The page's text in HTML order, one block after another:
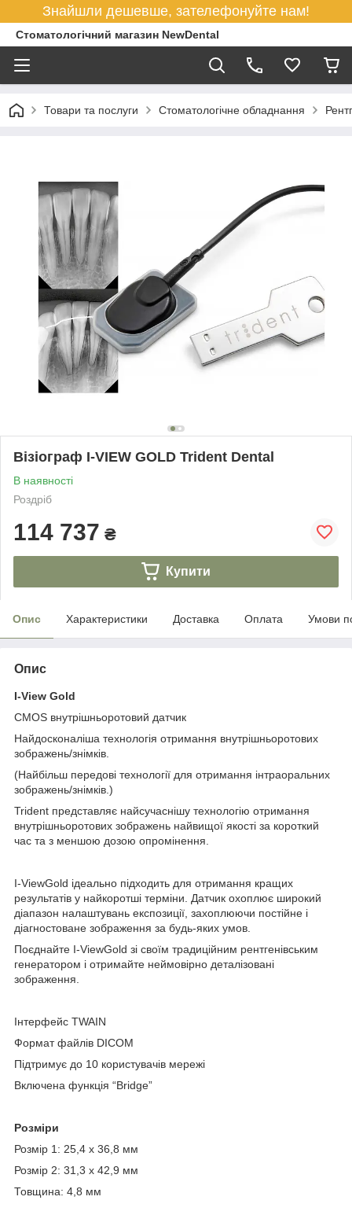
Знайшли дешевше, зателефонуйте нам!
Стоматологічний магазин NewDental
Товари та послуги Стоматологічне обладнання
Візіограф I-VIEW GOLD Trident Dental
В наявності
Роздріб
114 737 ₴
Купити
Опис Характеристики Доставка Оплата Умови
Опис
I-View Gold
CMOS внутрішньоротовий датчик
Найдосконаліша технологія отримання внутрішньоротових
зображень/знімків.
(Найбільш передові технології для отримання інтраоральних
зображень/знімків.)
Trident представляє найсучаснішу технологію отримання
внутрішньоротових зображень найвищої якості за короткий
час та з меншою дозою опромінення.
I-ViewGold ідеально підходить для отримання кращих
результатів у найкоротші терміни. Датчик охоплює широкий
діапазон налаштувань експозиції, захоплюючи постійне і
діагностоване зображення за будь-яких умов.
Поєднайте I-ViewGold зі своїм традиційним рентгенівським
генератором і отримайте неймовірно деталізовані
зображення.
Інтерфейс TWAIN
Формат файлів DICOM
Підтримує до 10 користувачів мережі
Включена функція “Bridge”
Розміри
Розмір 1: 25,4 х 36,8 мм
Розмір 2: 31,3 х 42,9 мм
Товщина: 4,8 мм